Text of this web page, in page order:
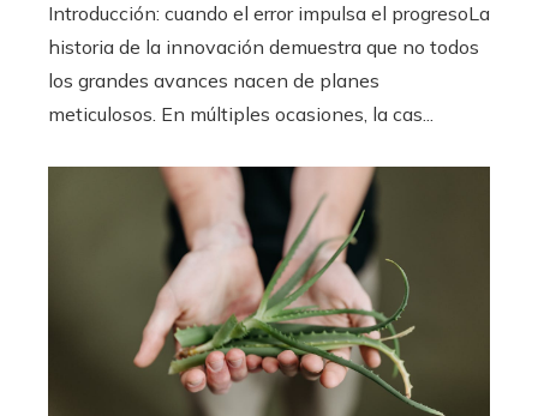
Introducción: cuando el error impulsa el progresoLa
historia de la innovación demuestra que no todos
los grandes avances nacen de planes
meticulosos. En múltiples ocasiones, la cas...